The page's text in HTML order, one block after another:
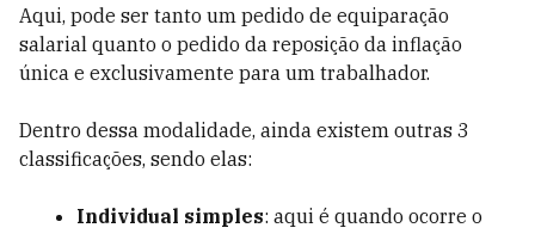
Aqui, pode ser tanto um pedido de equiparação
salarial quanto o pedido da reposição da inflação
única e exclusivamente para um trabalhador.
Dentro dessa modalidade, ainda existem outras 3
classificações, sendo elas:
Individual simples: aqui é quando ocorre o